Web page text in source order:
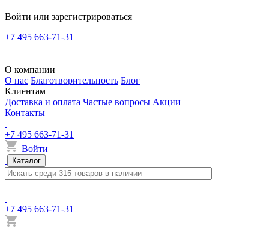
Войти или зарегистрироваться
+7 495 663-71-31
О компании
О нас Благотворительность Блог
Клиентам
Доставка и оплата Частые вопросы Акции
Контакты
+7 495 663-71-31
Войти
Каталог
+7 495 663-71-31